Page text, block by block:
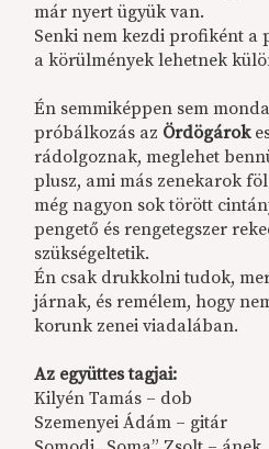
már nyert ügyük van.
Senki nem kezdi profiként a
a körülmények lehetnek
Én semmiképpen sem
próbálkozás az Ördögárok
rádolgoznak, meglehet
plusz, ami más zenekarok
még nagyon sok törött
pengető és rengetegszer
szükségeltetik.
Én csak drukkolni tudok,
járnak, és remélem, hogy
korunk zenei viadalában.
Az együttes tagjai:
Kilyén Tamás – dob
Szemenyei Ádám – gitár